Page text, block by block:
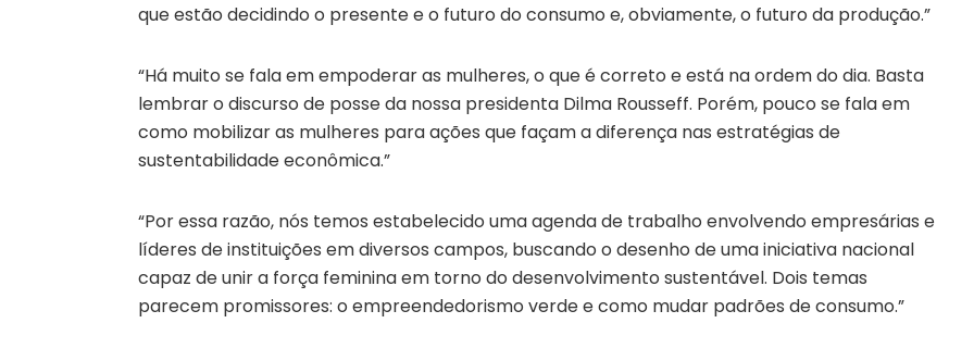
que estão decidindo o presente e o futuro do consumo e, obviamente, o futuro da produção.”
“Há muito se fala em empoderar as mulheres, o que é correto e está na ordem do dia. Basta
lembrar o discurso de posse da nossa presidenta Dilma Rousseff. Porém, pouco se fala em
como mobilizar as mulheres para ações que façam a diferença nas estratégias de
sustentabilidade econômica.”
“Por essa razão, nós temos estabelecido uma agenda de trabalho envolvendo empresárias e
líderes de instituições em diversos campos, buscando o desenho de uma iniciativa nacional
capaz de unir a força feminina em torno do desenvolvimento sustentável. Dois temas
parecem promissores: o empreendedorismo verde e como mudar padrões de consumo.”